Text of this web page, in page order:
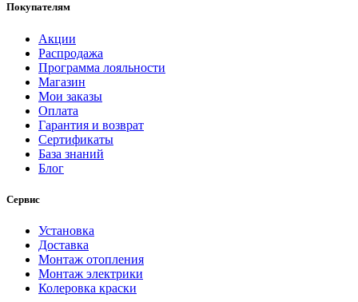
Покупателям
Акции
Распродажа
Программа лояльности
Магазин
Мои заказы
Оплата
Гарантия и возврат
Сертификаты
База знаний
Блог
Сервис
Установка
Доставка
Монтаж отопления
Монтаж электрики
Колеровка краски